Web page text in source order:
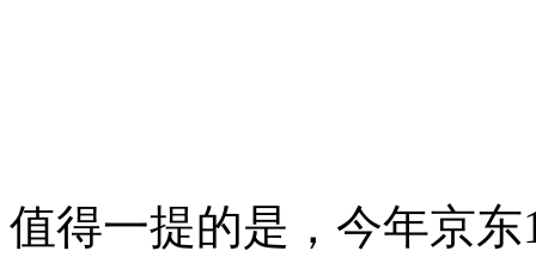
值得一提的是，今年京